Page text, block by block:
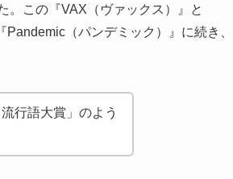
。この『VAX（ヴァックス）』と
（パンデミック）』に続き、
行語大賞」のよう